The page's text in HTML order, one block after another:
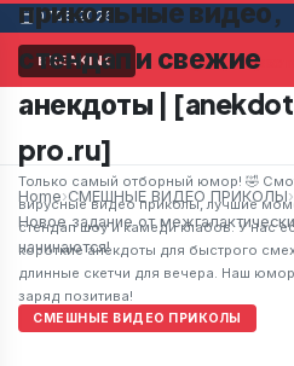
07.08.2026
BREAKINGМужчина в
прикольные видео,
стендап и свежие
анекдоты |
pro.ru]
Только самый отборный юмор! 🤣
вирусные видео приколы, лучшие
стендап шоу и камеди клабов. У нас
короткие анекдоты для быстрого
длинные скетчи для вечера. Наш
заряд позитива!
Home›СМЕШНЫЕ ВИДЕО ПРИКОЛЫ›
Новое задание от
начинаются!
СМЕШНЫЕ ВИДЕО ПРИКОЛЫ